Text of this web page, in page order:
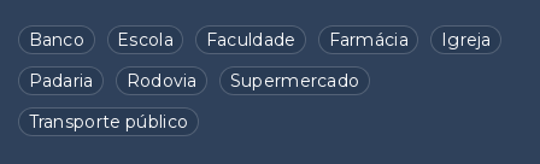
Banco Escola Faculdade Farmácia
Igreja
Padaria
Rodovia
Supermercado
Transporte público